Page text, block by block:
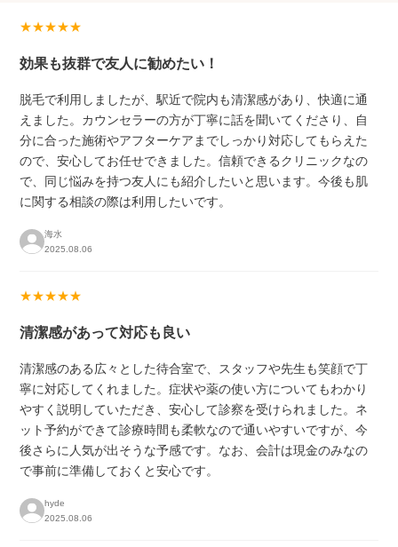
★★★★★
効果も抜群で友人に勧めたい！
脱毛で利用しましたが、駅近で院内も清潔感があり、快適に通
えました。カウンセラーの方が丁寧に話を聞いてくださり、自
分に合った施術やアフターケアまでしっかり対応してもらえた
ので、安心してお任せできました。信頼できるクリニックなの
で、同じ悩みを持つ友人にも紹介したいと思います。今後も肌
に関する相談の際は利用したいです。
海水
2025.08.06
★★★★★
清潔感があって対応も良い
清潔感のある広々とした待合室で、スタッフや先生も笑顔で丁
寧に対応してくれました。症状や薬の使い方についてもわかり
やすく説明していただき、安心して診察を受けられました。ネ
ット予約ができて診療時間も柔軟なので通いやすいですが、今
後さらに人気が出そうな予感です。なお、会計は現金のみなの
で事前に準備しておくと安心です。
hyde
2025.08.06